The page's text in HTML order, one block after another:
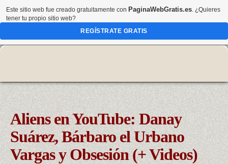
Aliens en YouTube: Danay
Suárez, Bárbaro el Urbano
Vargas y Obsesión (+ Videos)
Este sitio web fue creado gratuitamente con PaginaWebGratis.es. ¿Quieres
tener tu propio sitio web?
REGÍSTRATE GRATIS